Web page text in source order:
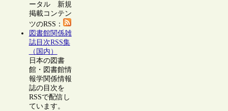
ータル 新規
掲載コンテン
ツのRSS：
図書館関係雑
誌目次RSS集
（国内）
日本の図書
館・図書館情
報学関係情報
誌の目次を
RSSで配信し
ています。